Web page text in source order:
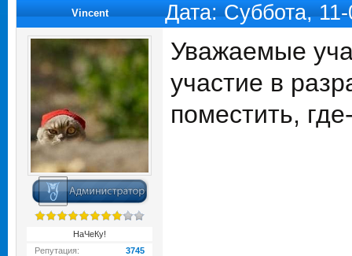
Vincent Дата: Суббота,
НаЧеКу!
Репутация:
3745
Уважаемые
участие в
поместить,